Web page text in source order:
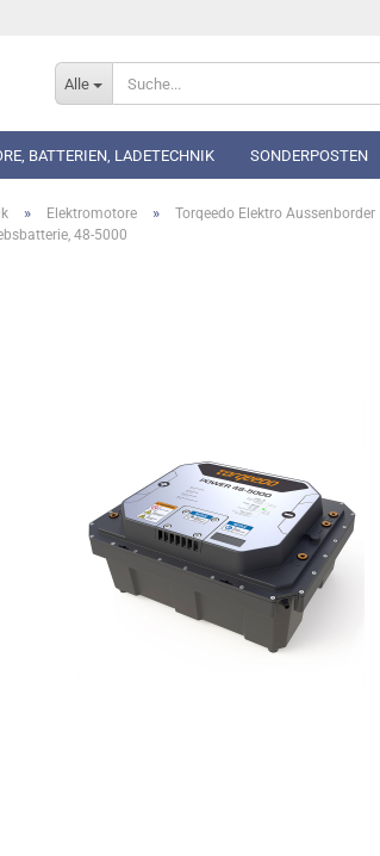
Alle
BATTERIEN, LADETECHNIK SONDERPOSTEN
» Elektromotore » Torqeedo Elektro Aussenborder
48-5000